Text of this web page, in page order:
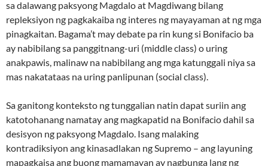
sa dalawang paksyong Magdalo at Magdiwang bilang
repleksiyon ng pagkakaiba ng interes ng mayayaman at ng mga
pinagkaitan. Bagama’t may debate pa rin kung si Bonifacio ba
ay nabibilang sa panggitnang-uri (middle class) o uring
anakpawis, malinaw na nabibilang ang mga katunggali niya sa
mas nakatataas na uring panlipunan (social class).
Sa ganitong konteksto ng tunggalian natin dapat suriin ang
katotohanang namatay ang magkapatid na Bonifacio dahil sa
desisyon ng paksyong Magdalo. Isang malaking
kontradiksiyon ang kinasadlakan ng Supremo – ang layuning
mapagkaisa ang buong mamamayan ay nagbunga lang ng